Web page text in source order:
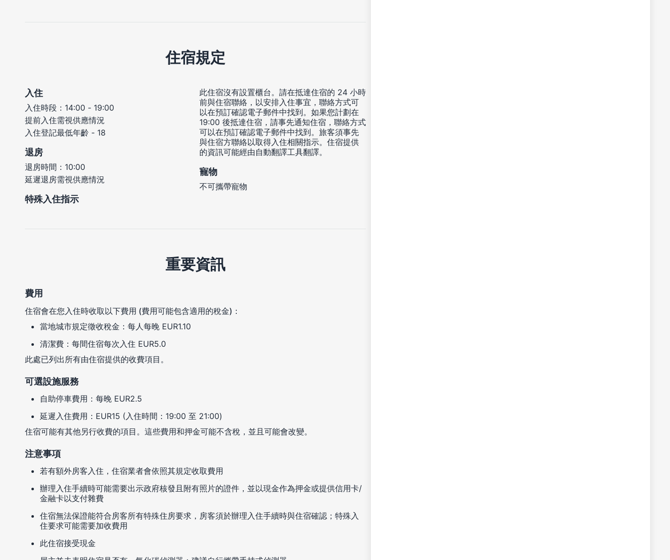
住宿規定
入住
入住時段：14:00 - 19:00
提前入住需視供應情況
入住登記最低年齡 - 18
退房
退房時間：10:00
延遲退房需視供應情況
特殊入住指示
此住宿沒有設置櫃台。請在抵達住宿的 24 小時
前與住宿聯絡，以安排入住事宜，聯絡方式可
以在預訂確認電子郵件中找到。如果您計劃在
19:00 後抵達住宿，請事先通知住宿，聯絡方式
可以在預訂確認電子郵件中找到。旅客須事先
與住宿方聯絡以取得入住相關指示。住宿提供
的資訊可能經由自動翻譯工具翻譯。
寵物
不可攜帶寵物
重要資訊
費用
住宿會在您入住時收取以下費用 (費用可能包含適用的稅金)：
當地城市規定徵收稅金：每人每晚 EUR1.10
清潔費：每間住宿每次入住 EUR5.0
此處已列出所有由住宿提供的收費項目。
可選設施服務
自助停車費用：每晚 EUR2.5
延遲入住費用：EUR15 (入住時間：19:00 至 21:00)
住宿可能有其他另行收費的項目。這些費用和押金可能不含稅，並且可能會改變。
注意事項
若有額外房客入住，住宿業者會依照其規定收取費用
辦理入住手續時可能需要出示政府核發且附有照片的證件，並以現金作為押金或提供信用卡/
金融卡以支付雜費
住宿無法保證能符合房客所有特殊住房要求，房客須於辦理入住手續時與住宿確認；特殊入
住要求可能需要加收費用
此住宿接受現金